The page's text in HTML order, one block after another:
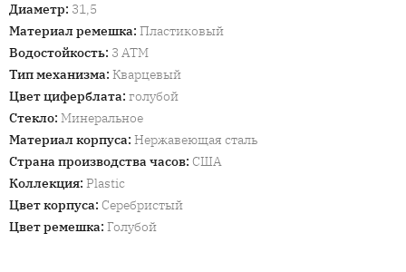
Диаметр: 31,5
Материал ремешка: Пластиковый
Водостойкость: 3 ATM
Тип механизма: Кварцевый
Цвет циферблата: голубой
Стекло: Минеральное
Материал корпуса: Нержавеющая сталь
Страна производства часов: США
Коллекция: Plastic
Цвет корпуса: Cеребристый
Цвет ремешка: Голубой